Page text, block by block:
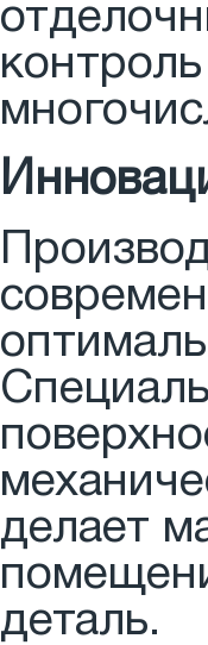
делает
деталь.